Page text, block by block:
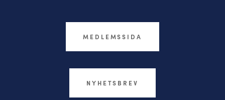
MEDLEMSSIDA
NYHETSBREV